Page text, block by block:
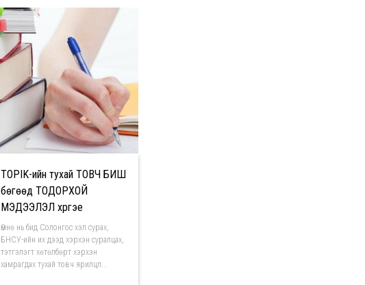
TOPIK-ийн тухай ТОВЧ БИШ
бөгөөд ТОДОРХОЙ
МЭДЭЭЛЭЛ хүргэе
Өмнө нь бид Солонгос хэл сурах,
БНСУ-ийн их дээд хэрхэн суралцах,
тэтгэлэгт хөтөлбөрт хэрхэн
хамрагдах тухай товч ярилцл...